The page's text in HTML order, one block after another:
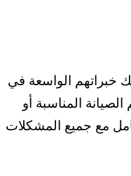
خبراتهم الواسعة في
المناسبة أو
مع جميع المشكلات